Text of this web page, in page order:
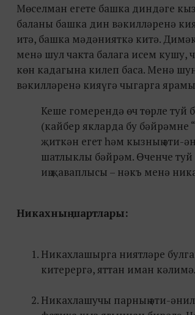
Мөселман егете башка диндәге
баланы башка дин вәкилләренә
итә, башка мәдәнияткә китә.
менә шул чакта балага исем
көн кадагына килеп баса. Менә
вәкилләренә кияүгә чыгарга
Кеше гомерендә өч төрле туй
(кайбер якларда бу бәйрәмне
җиткән егет һәм кызның әти-
шатлыклы бәйрәм. Өченче
иң җаваплысы – нәкъ менә
Никахның шартлары:
Никахлашырга ниятләре
китерергә, яттан иман
Никахлашучы парның әти-